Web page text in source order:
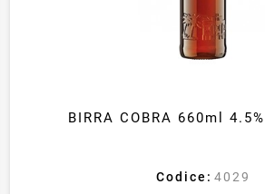
BIRRA COBRA 660ml
Codice: 4029